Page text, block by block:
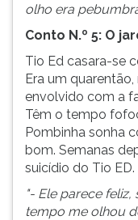
olho era
Conto N.º 5: O
Tio Ed casara-se
Era um
envolvido com a
Têm o tempo
Pombinha sonha
bom. Semanas
suicídio do Tio ED.
"- Ele parece
tempo me olhou